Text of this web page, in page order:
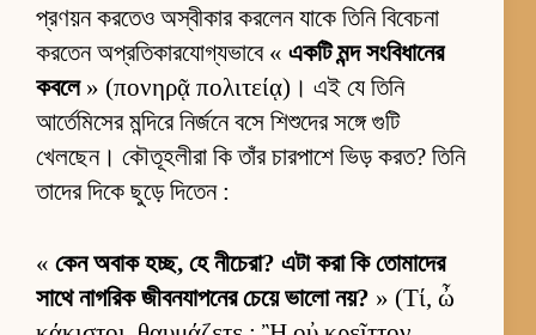
প্রণয়ন করতেও অস্বীকার করলেন যাকে তিনি বিবেচনা
করতেন অপ্রতিকারযোগ্যভাবে « একটি মন্দ সংবিধানের
কবলে» (πονηρᾷ πολιτείᾳ)। এই যে তিনি
আর্তেমিসের মন্দিরে নির্জনে বসে শিশুদের সঙ্গে গুটি
খেলছেন। কৌতূহলীরা কি তাঁর চারপাশে ভিড় করত? তিনি
তাদের দিকে ছুড়ে দিতেন :
« কেন অবাক হচ্ছ, হে নীচেরা? এটা করা কি তোমাদের
সাথে নাগরিক জীবনযাপনের চেয়ে ভালো নয়? » (Τί, ὦ